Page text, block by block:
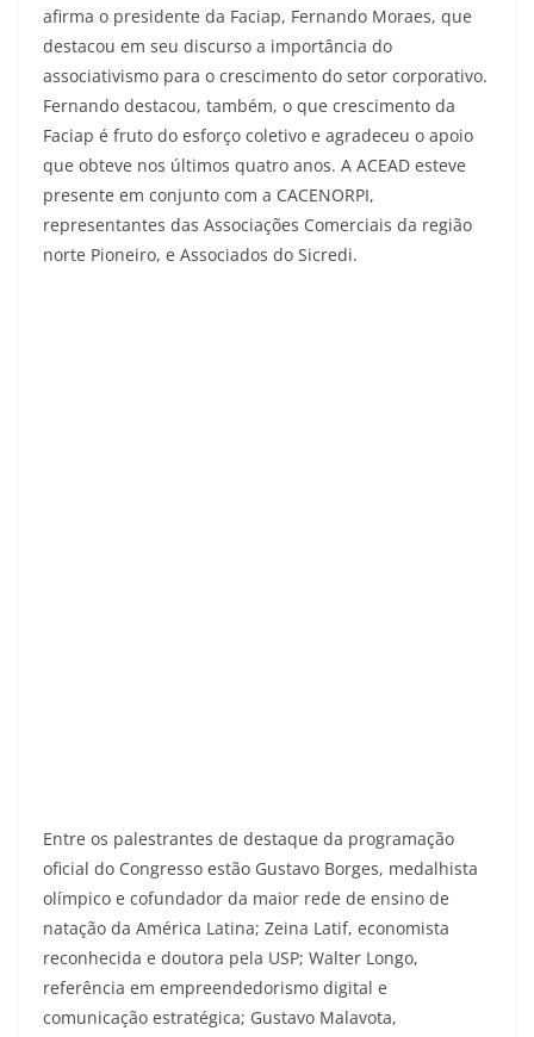
afirma o presidente da Faciap, Fernando Moraes, que
destacou em seu discurso a importância do
associativismo para o crescimento do setor corporativo.
Fernando destacou, também, o que crescimento da
Faciap é fruto do esforço coletivo e agradeceu o apoio
que obteve nos últimos quatro anos. A ACEAD esteve
presente em conjunto com a CACENORPI,
representantes das Associações Comerciais da região
norte Pioneiro, e Associados do Sicredi.
Entre os palestrantes de destaque da programação
oficial do Congresso estão Gustavo Borges, medalhista
olímpico e cofundador da maior rede de ensino de
natação da América Latina; Zeina Latif, economista
reconhecida e doutora pela USP; Walter Longo,
referência em empreendedorismo digital e
comunicação estratégica; Gustavo Malavota,